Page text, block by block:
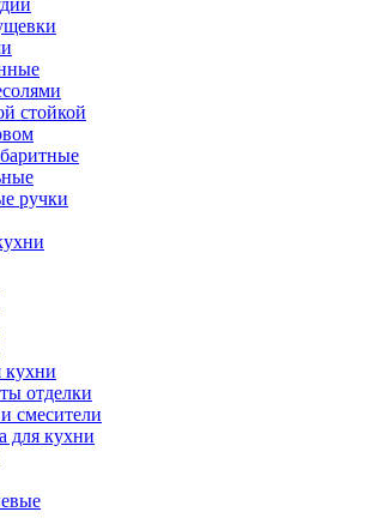
стойкой
ручки
кухни
отделки
смесители
для кухни